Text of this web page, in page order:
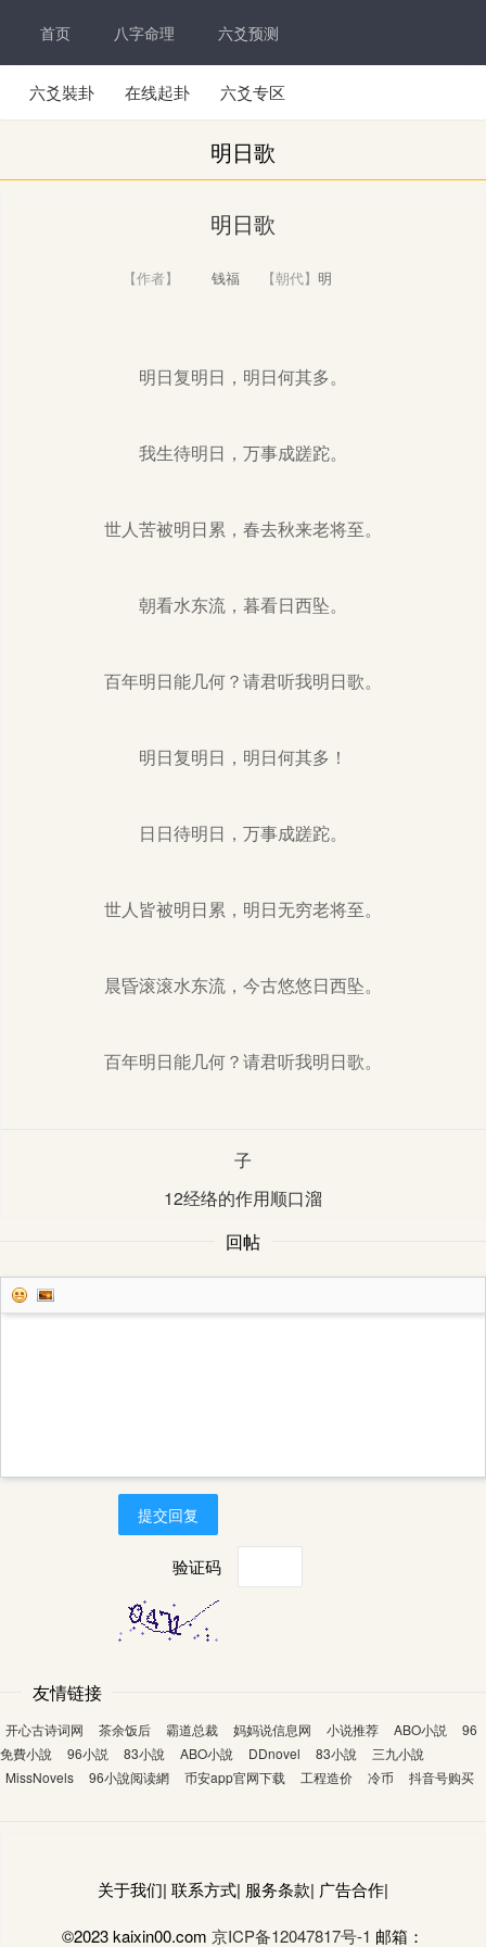
首页 八字命理 六爻预测
六爻裝卦 在线起卦 六爻专区
明日歌
明日歌
【作者】 钱福 【朝代】 明
明日复明日，明日何其多。
我生待明日，万事成蹉跎。
世人苦被明日累，春去秋来老将至。
朝看水东流，暮看日西坠。
百年明日能几何？请君听我明日歌。
明日复明日，明日何其多！
日日待明日，万事成蹉跎。
世人皆被明日累，明日无穷老将至。
晨昏滚滚水东流，今古悠悠日西坠。
百年明日能几何？请君听我明日歌。
子
12经络的作用顺口溜
回帖
提交回复
验证码
友情链接
开心古诗词网 茶余饭后 霸道总裁 妈妈说信息网 小说推荐 ABO小説
96
免費小說
96小説 83小說 ABO小說 DDnovel 83小說
三九小說
MissNovels
96小說阅读網 币安app官网下载 工程造价 冷币 抖音号购买
关于我们| 联系方式| 服务条款| 广告合作|
©2023 kaixin00.com 京ICP备12047817号-1 邮箱：